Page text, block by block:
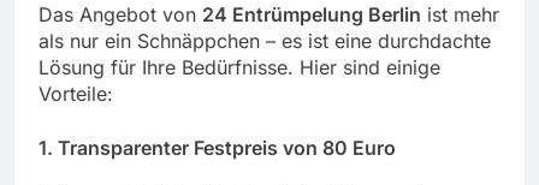
Das Angebot von 24 Entrümpelung Berlin ist mehr
als nur ein Schnäppchen – es ist eine durchdachte
Lösung für Ihre Bedürfnisse. Hier sind einige
Vorteile:
1. Transparenter Festpreis von 80 Euro